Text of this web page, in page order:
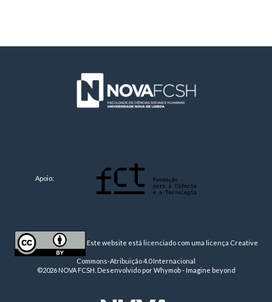
Apoio:
Este website está licenciado com uma licença Creative
Commons-Atribuição 4.0 Internacional
©2026 NOVA FCSH. Desenvolvido porWhymob - Imagine beyond